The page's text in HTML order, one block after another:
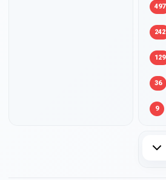
497
242
129
36
9